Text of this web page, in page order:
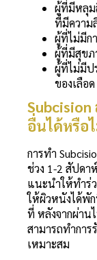
ผู้ที่มีหลุม
ที่มีความ
ผู้ที่ไม่มีก
ผู้ที่มีสุขภ
ผู้ที่ไม่มีป
ของเลือด
อื่นได้หรือ
การทำ
ช่วง 1-2 สัปดา
แนะนำให้ทำร่
ให้ผิวหนังได้พัก
ที่ หลังจากผ่าน
สามารถทำกา
เหมาะสม